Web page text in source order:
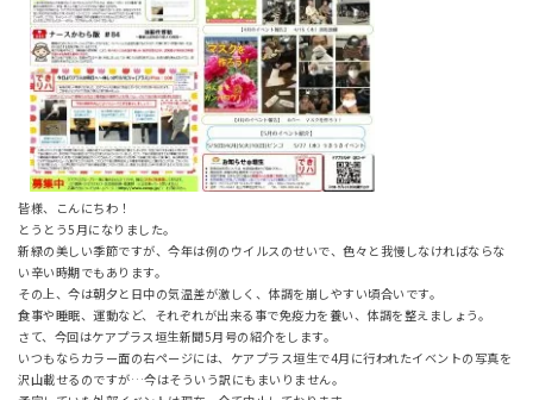
リクルート
お問い合わせ
体験希望
皆様、こんにちわ！
とうとう5月になりました。
新緑の美しい季節ですが、今年は例のウイルスのせいで、色々と我慢しなければならな
い辛い時期でもあります。
その上、今は朝夕と日中の気温差が激しく、体調を崩しやすい頃合いです。
食事や睡眠、運動など、それぞれが出来る事で免疫力を養い、体調を整えましょう。
さて、今回はケアプラス垣生新聞5月号の紹介をします。
いつもならカラー面の右ページには、ケアプラス垣生で4月に行われたイベントの写真を
沢山載せるのですが…今はそういう訳にもまいりません。